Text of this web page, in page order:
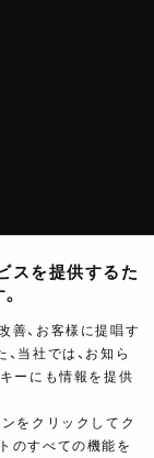
スを提供するた
善、お客様に提唱す
当社では、お知ら
ーにも情報を提供
をクリックしてク
のすべての機能を